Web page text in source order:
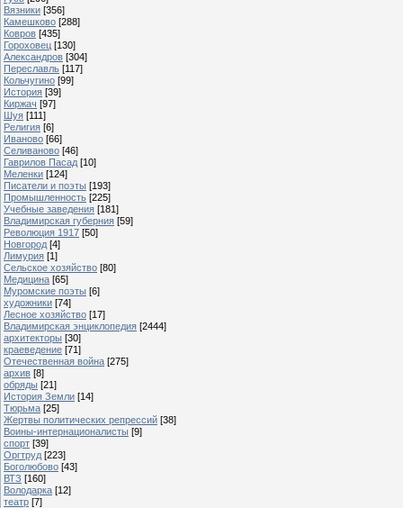
Вязники [356]
Камешково [288]
Ковров [435]
Гороховец [130]
Александров [304]
Переславль [117]
Кольчугино [99]
История [39]
Киржач [97]
Шуя [111]
Религия [6]
Иваново [66]
Селиваново [46]
Гаврилов Пасад [10]
Меленки [124]
Писатели и поэты [193]
Промышленность [225]
Учебные заведения [181]
Владимирская губерния [59]
Революция 1917 [50]
Новгород [4]
Лимурия [1]
Сельское хозяйство [80]
Медицина [65]
Муромские поэты [6]
художники [74]
Лесное хозяйство [17]
Владимирская энциклопедия [2444]
архитекторы [30]
краеведение [71]
Отечественная война [275]
архив [8]
обряды [21]
История Земли [14]
Тюрьма [25]
Жертвы политических репрессий [38]
Воины-интернационалисты [9]
спорт [39]
Оргтруд [223]
Боголюбово [43]
ВТЗ [160]
Володарка [12]
театр [7]